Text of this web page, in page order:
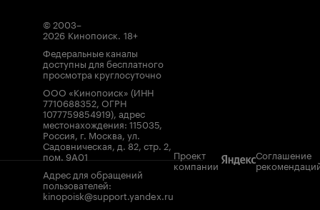
© 2003–
2026 Кинопоиск. 18+
Федеральные каналы
доступны для бесплатного
просмотра круглосуточно
ООО «Кинопоиск» (ИНН
7710688352, ОГРН
1077759854919), адрес
местонахождения: 115035,
Россия, г. Москва, ул.
Садовническая, д. 82, стр. 2,
пом. 9А01
Адрес для обращений
пользователей:
kinopoisk@support.yandex.ru
Проект
компании
Соглашение